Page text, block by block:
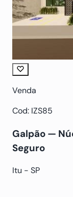
Venda
Cod: IZS85
Galpão —
Seguro
Itu - SP